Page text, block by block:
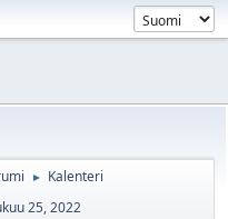
► Kalenteri
25, 2022